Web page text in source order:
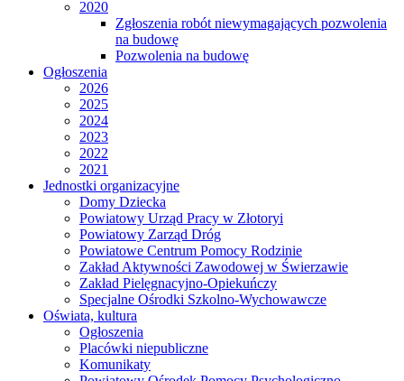
2020
Zgłoszenia robót niewymagających pozwolenia
na budowę
Pozwolenia na budowę
Ogłoszenia
2026
2025
2024
2023
2022
2021
Jednostki organizacyjne
Domy Dziecka
Powiatowy Urząd Pracy w Złotoryi
Powiatowy Zarząd Dróg
Powiatowe Centrum Pomocy Rodzinie
Zakład Aktywności Zawodowej w Świerzawie
Zakład Pielęgnacyjno-Opiekuńczy
Specjalne Ośrodki Szkolno-Wychowawcze
Oświata, kultura
Ogłoszenia
Placówki niepubliczne
Komunikaty